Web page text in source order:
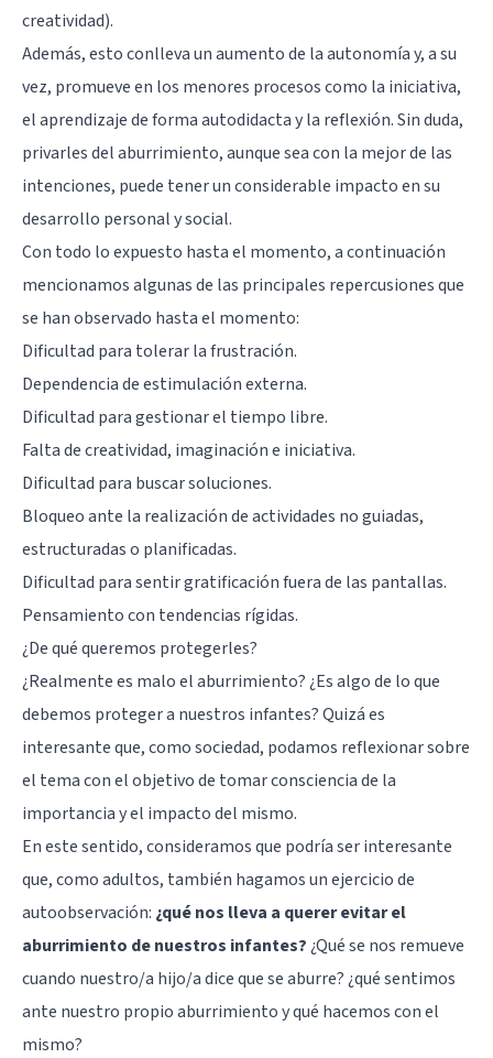
creatividad).
Además, esto conlleva un aumento de la autonomía y, a su
vez, promueve en los menores procesos como la iniciativa,
el aprendizaje de forma autodidacta y la reflexión. Sin duda,
privarles del aburrimiento, aunque sea con la mejor de las
intenciones, puede tener un considerable impacto en su
desarrollo personal y social.
Con todo lo expuesto hasta el momento, a continuación
mencionamos algunas de las principales repercusiones que
se han observado hasta el momento:
Dificultad para tolerar la frustración.
Dependencia de estimulación externa.
Dificultad para gestionar el tiempo libre.
Falta de creatividad, imaginación e iniciativa.
Dificultad para buscar soluciones.
Bloqueo ante la realización de actividades no guiadas,
estructuradas o planificadas.
Dificultad para sentir gratificación fuera de las pantallas.
Pensamiento con tendencias rígidas.
¿De qué queremos protegerles?
¿Realmente es malo el aburrimiento? ¿Es algo de lo que
debemos proteger a nuestros infantes? Quizá es
interesante que, como sociedad, podamos reflexionar sobre
el tema con el objetivo de tomar consciencia de la
importancia y el impacto del mismo.
En este sentido, consideramos que podría ser interesante
que, como adultos, también hagamos un ejercicio de
autoobservación: ¿qué nos lleva a querer evitar el
aburrimiento de nuestros infantes?¿Qué se nos remueve
cuando nuestro/a hijo/a dice que se aburre? ¿qué sentimos
ante nuestro propio aburrimiento y qué hacemos con el
mismo?